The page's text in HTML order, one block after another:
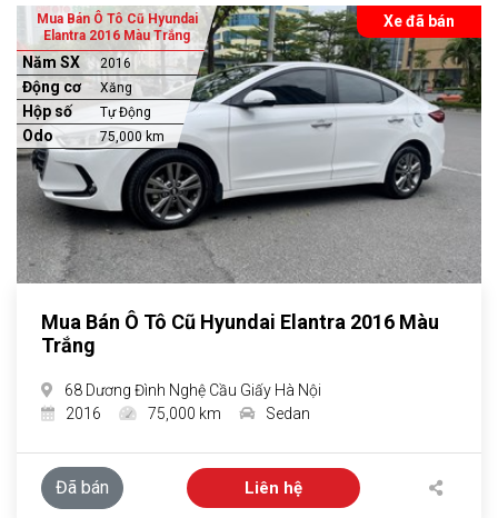
Xe đã bán
Mua Bán Ô Tô Cũ Hyundai
Elantra 2016 Màu Trắng
Năm SX 2016
Động cơ Xăng
Hộp số Tự Động
Odo 75,000 km
Mua Bán Ô Tô Cũ Hyundai Elantra 2016 Màu
Trắng
68 Dương Đình Nghệ Cầu Giấy Hà Nội
2016
75,000 km Sedan
Đã bán Liên hệ